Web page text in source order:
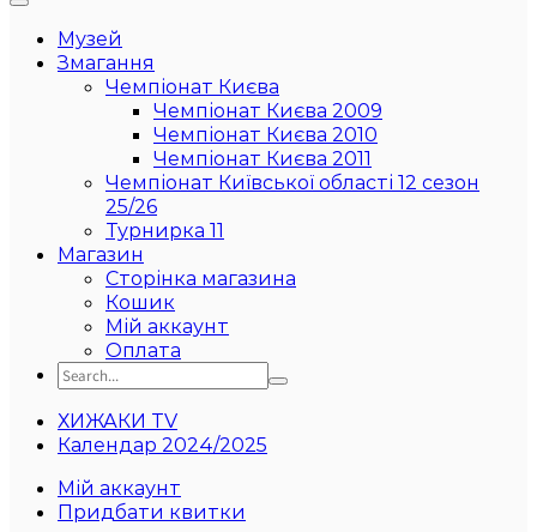
Музей
Змагання
Чемпіонат Києва
Чемпіонат Києва 2009
Чемпіонат Києва 2010
Чемпіонат Києва 2011
Чемпіонат Київської області 12 сезон
25/26
Турнирка 11
Магазин
Сторінка магазина
Кошик
Мій аккаунт
Оплата
ХИЖАКИ TV
Календар 2024/2025
Мій аккаунт
Придбати квитки